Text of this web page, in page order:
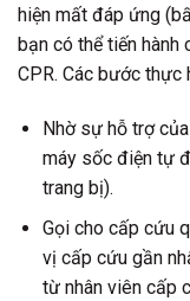
hiện mất đáp ứng
bạn có thể tiến
CPR. Các bước thực
Nhờ sự hỗ trợ
máy sốc điện tự
trang bị).
Gọi cho cấp cứu
vị cấp cứu gần
từ nhân viên cấp